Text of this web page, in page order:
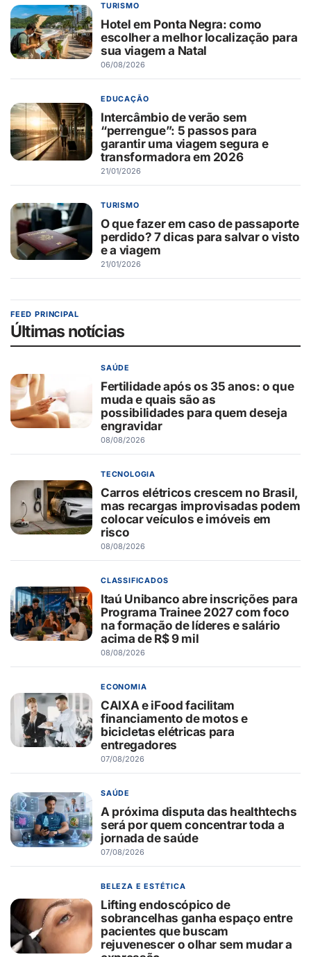
TURISMO
Hotel em Ponta Negra: como
escolher a melhor localização para
sua viagem a Natal
06/08/2026
EDUCAÇÃO
Intercâmbio de verão sem
“perrengue”: 5 passos para
garantir uma viagem segura e
transformadora em 2026
21/01/2026
TURISMO
O que fazer em caso de passaporte
perdido? 7 dicas para salvar o visto
e a viagem
21/01/2026
FEED PRINCIPAL
Últimas notícias
SAÚDE
Fertilidade após os 35 anos: o que
muda e quais são as
possibilidades para quem deseja
engravidar
08/08/2026
TECNOLOGIA
Carros elétricos crescem no Brasil,
mas recargas improvisadas podem
colocar veículos e imóveis em
risco
08/08/2026
CLASSIFICADOS
Itaú Unibanco abre inscrições para
Programa Trainee 2027 com foco
na formação de líderes e salário
acima de R$ 9 mil
08/08/2026
ECONOMIA
CAIXA e iFood facilitam
financiamento de motos e
bicicletas elétricas para
entregadores
07/08/2026
SAÚDE
A próxima disputa das healthtechs
será por quem concentrar toda a
jornada de saúde
07/08/2026
BELEZA E ESTÉTICA
Lifting endoscópico de
sobrancelhas ganha espaço entre
pacientes que buscam
rejuvenescer o olhar sem mudar a